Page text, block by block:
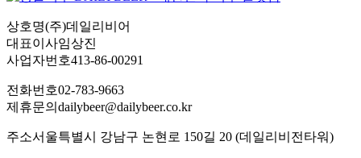
상호명(주)데일리비어
대표이사임상진
사업자번호413-86-00291
전화번호02-783-9663
제휴문의 dailybeer@dailybeer.co.kr
주소서울특별시 강남구 논현로 150길 20 (데일리비전타워)